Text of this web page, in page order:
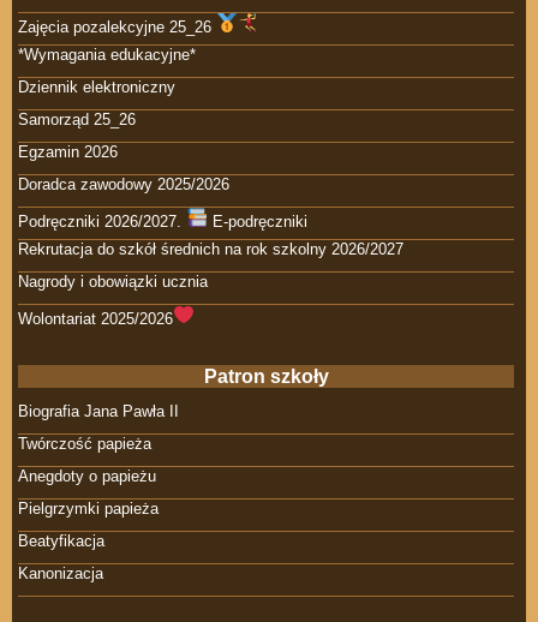
Zajęcia pozalekcyjne 25_26
*Wymagania edukacyjne*
Dziennik elektroniczny
Samorząd 25_26
Egzamin 2026
Doradca zawodowy 2025/2026
Podręczniki 2026/2027.
E-podręczniki
Rekrutacja do szkół średnich na rok szkolny 2026/2027
Nagrody i obowiązki ucznia
Wolontariat 2025/2026
Patron szkoły
Biografia Jana Pawła II
Twórczość papieża
Anegdoty o papieżu
Pielgrzymki papieża
Beatyfikacja
Kanonizacja